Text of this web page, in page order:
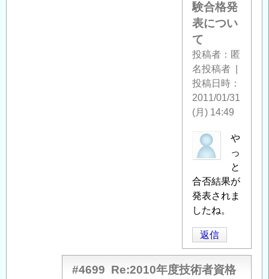
験合格発
表につい
て
投稿者
匿
名投稿者
投稿日時
2011/01/31
(月) 14:49
匿
名
稿
者
に
る
「Re:2010
年
や
っ
と
合否結果が
発表されま
したね。
返信
#4699 Re:2010年度技術者資格